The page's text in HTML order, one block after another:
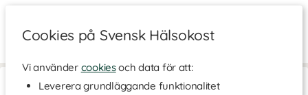
Cookies på Svensk Hälsokost
Vi använder cookiesoch data för att:
Leverera grundläggande funktionalitet
> Naturliga Oljor > DIY Färdiga Kit